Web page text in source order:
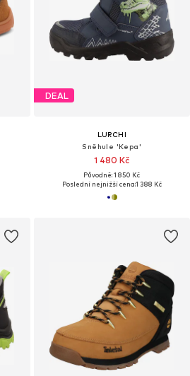
DEAL
LURCHI
Sněhule 'Kepa'
1 480 Kč
Původně: 1 850 Kč
Poslední nejnižší cena:1 388 Kč